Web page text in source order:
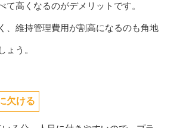
て高くなるのがデメリットです。
、維持管理費用が割高になるのも角地
ょう。
欠ける